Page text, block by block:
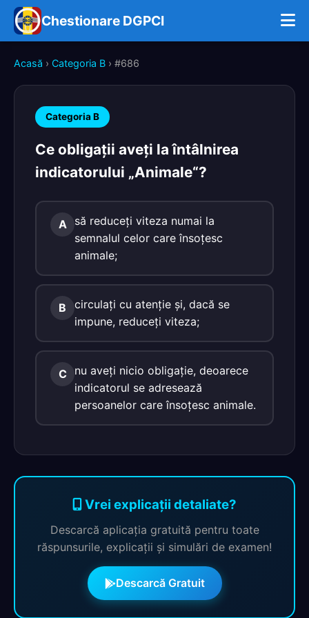
Chestionare DGPCI
Acasă › Categoria B › #686
Categoria B
Ce obligaţii aveţi la întâlnirea
indicatorului „Animale“?
A
să reduceţi viteza numai la
semnalul celor care însoţesc
animale;
B
circulaţi cu atenţie şi, dacă se
impune, reduceţi viteza;
C
nu aveţi nicio obligaţie, deoarece
indicatorul se adresează
persoanelor care însoţesc animale.
Vrei explicații detaliate?
Descarcă aplicația gratuită pentru toate
răspunsurile, explicații și simulări de examen!
Descarcă Gratuit